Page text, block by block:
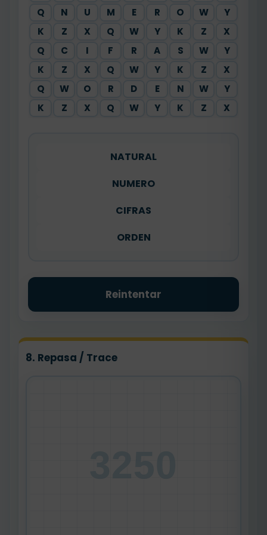
Q
N U M E R O W
Y
K
Z X Q W Y K Z
X
Q
C I F R A S W
Y
K
Z X Q W Y K Z
X
Q
W O R D E N W
Y
K
Z X Q W Y K Z X
NATURAL
NUMERO
CIFRAS
ORDEN
Reintentar
8. Repasa / Trace